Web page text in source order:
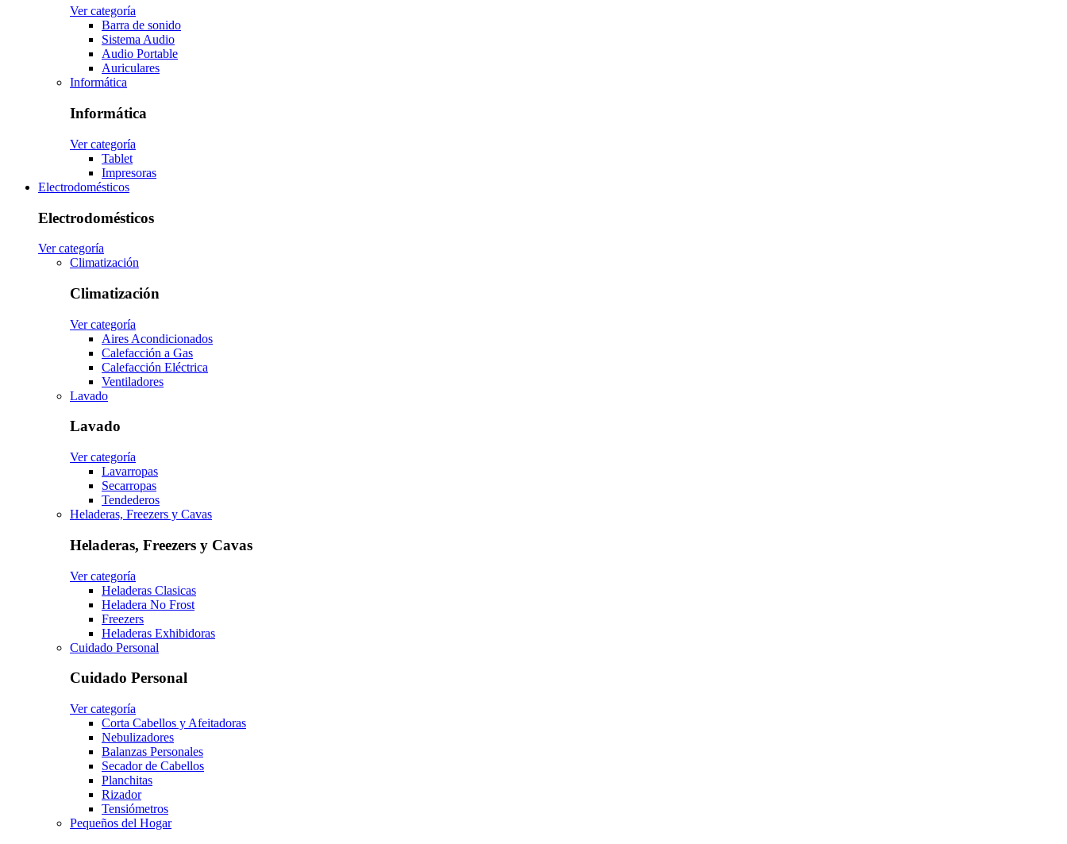
Ver categoría
Barra de sonido
Sistema Audio
Audio Portable
Auriculares
Informática
Informática
Ver categoría
Tablet
Impresoras
Electrodomésticos
Electrodomésticos
Ver categoría
Climatización
Climatización
Ver categoría
Aires Acondicionados
Calefacción a Gas
Calefacción Eléctrica
Ventiladores
Lavado
Lavado
Ver categoría
Lavarropas
Secarropas
Tendederos
Heladeras, Freezers y Cavas
Heladeras, Freezers y Cavas
Ver categoría
Heladeras Clasicas
Heladera No Frost
Freezers
Heladeras Exhibidoras
Cuidado Personal
Cuidado Personal
Ver categoría
Corta Cabellos y Afeitadoras
Nebulizadores
Balanzas Personales
Secador de Cabellos
Planchitas
Rizador
Tensiómetros
Pequeños del Hogar